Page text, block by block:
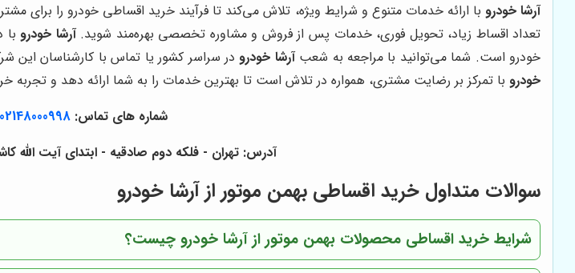
آرشا خودروبا ارائه خدمات متنوع و شرایط ویژه، تلاش می‌کند تا فرآیند خرید اقساطی خودرو را برای
تعداد اقساط زیاد، تحویل فوری، خدمات پس از فروش و مشاوره تخصصی بهره‌مند شوید.آرشا خودروبا
خودرو است. شما می‌توانید با مراجعه به شعبآرشا خودرودر سراسر کشور یا تماس با کارشناسان این
خودروبا تمرکز بر رضایت مشتری، همواره در تلاش است تا بهترین خدمات را به شما ارائه دهد و تجربه
شماره های تماس:02148000998
آدرس: تهران - فلکه دوم صادقیه - ابتدای آیت الله کاشانی -
سوالات متداول خرید اقساطی بهمن موتور از آرشا خودرو
شرایط خرید اقساطی محصولات بهمن موتور از آرشا خودرو چیست؟